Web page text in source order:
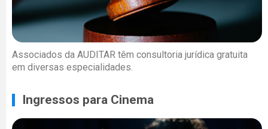
Associados da AUDITAR têm consultoria jurídica gratuita
em diversas especialidades.
Ingressos para Cinema